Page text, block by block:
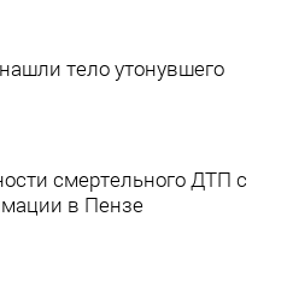
тело утонувшего
смертельного ДТП с
в Пензе